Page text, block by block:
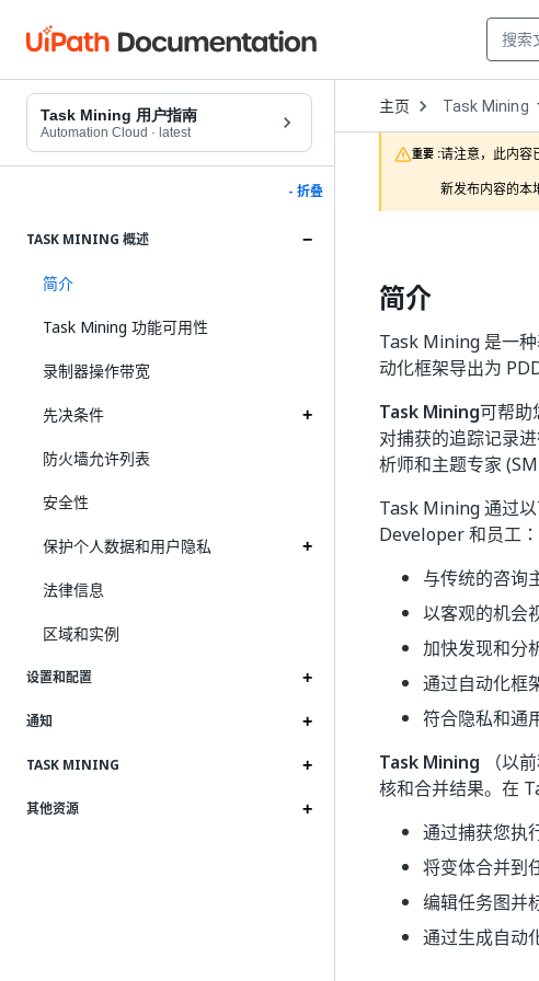
Task Mining 用户指南
Automation Cloud · latest
- 折叠
TASK MINING 概述
简介
Task Mining 功能可用性
录制器操作带宽
先决条件
防火墙允许列表
安全性
保护个人数据和用户隐私
法律信息
区域和实例
设置和配置
通知
TASK MINING
其他资源
主页 Open
Dropdown
to
choose
product
Task Mining
重要 :请注意，此内容
新发布内容的本
简介
Task Mining 是一
动化框架导出为
Task Mining可帮助
对捕获的追踪记录
析师和主题专家
Task Mining 通过
Developer 和员工：
与传统的咨询
以客观的机会
加快发现和分
通过自动化框
符合隐私和通
Task Mining （以
核和合并结果。在
通过捕获您执
将变体合并到
编辑任务图并
通过生成自动